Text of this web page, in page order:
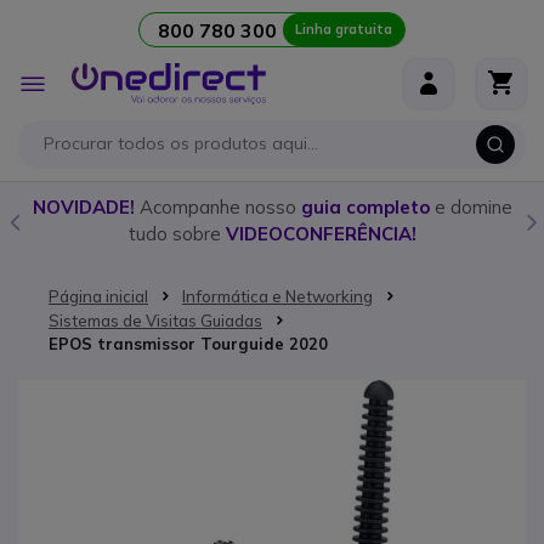
800 780 300 Linha gratuita
Alternar
Nav
NOVIDADE! Acompanhe nosso guia completoe domine
tudo sobre VIDEOCONFERÊNCIA!
Página inicial
Informática e Networking
Sistemas de Visitas Guiadas
EPOS transmissor Tourguide 2020